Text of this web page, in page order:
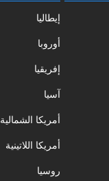
إيطاليا
أوروبا
إفريقيا
آسيا
أمريكا الشمالية
أمريكا اللاتينية
روسيا